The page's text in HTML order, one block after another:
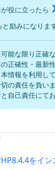
役に立ったら
と励みになりま
能な限り正確
正確性・最新
情報を利用し
の責任を負い
自己責任にて
をイ